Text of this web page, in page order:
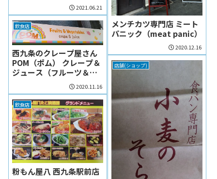
2021.06.21
メンチカツ専門店 ミート
パニック（meat panic）
2020.12.16
飲食店
西九条のクレープ屋さん
POM（ポム） クレープ＆
ジュース（フルーツ＆ベ
ジタブル）オープン2020.11.16
店舗(ショップ)
飲食店
粉もん屋八 西九条駅前店